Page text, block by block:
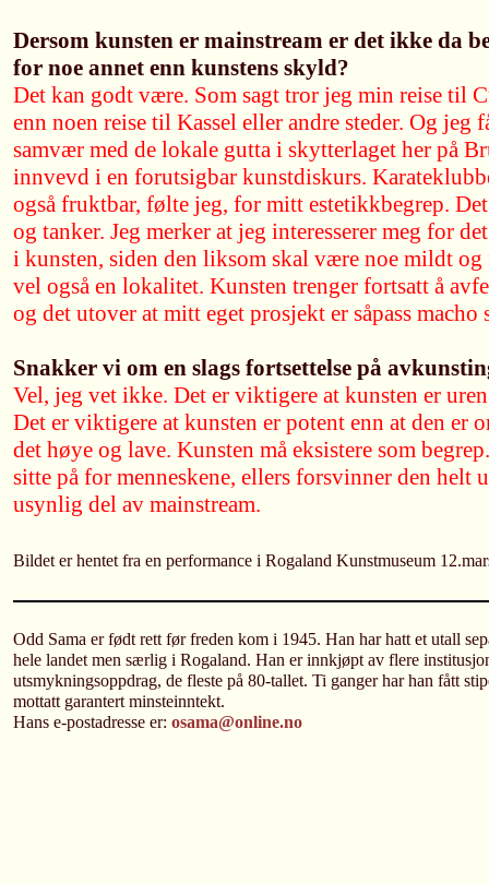
Dersom kunsten er mainstream er det ikke da
for noe annet enn kunstens skyld?
Det kan godt være. Som sagt tror jeg min reise til
enn noen reise til Kassel eller andre steder. Og
samvær med de lokale gutta i skytterlaget her på
innvevd i en forutsigbar kunstdiskurs.
også fruktbar, følte jeg, for mitt estetikkbegrep.
og tanker. Jeg merker at jeg interesserer meg for
i kunsten, siden den liksom skal være noe mildt
vel også en lokalitet. Kunsten trenger fortsatt å
og det utover at mitt eget prosjekt er såpass macho
Snakker vi om en slags fortsettelse på
Vel, jeg vet ikke. Det er viktigere at kunsten er
Det er viktigere at kunsten er potent enn at den er
det høye og lave. Kunsten må eksistere som
sitte på for menneskene, ellers forsvinner den helt
usynlig del av mainstream.
Bildet er hentet fra en performance i Rogaland Kunstmuseum
Odd Sama er født rett før freden kom i 1945. Han har hatt et utall
hele landet men særlig i Rogaland. Han er innkjøpt av flere
utsmykningsoppdrag, de fleste på 80-tallet. Ti ganger har han fått
mottatt garantert minsteinntekt.
Hans e-postadresse er: osama@online.no